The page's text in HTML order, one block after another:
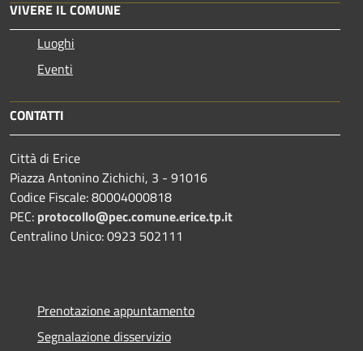
VIVERE IL COMUNE
Luoghi
Eventi
CONTATTI
Città di Erice
Piazza Antonino Zichichi, 3 - 91016
Codice Fiscale: 80004000818
PEC: protocollo@pec.comune.erice.tp.it
Centralino Unico: 0923 502111
Prenotazione appuntamento
Segnalazione disservizio